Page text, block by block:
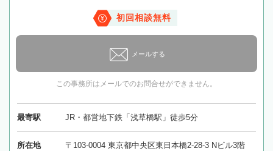
初回相談無料
メールする
この事務所はメールでのお問合せができません。
最寄駅 JR・都営地下鉄「浅草橋駅」徒歩5分
所在地 〒103-0004 東京都中央区東日本橋2-28-3 Nビル3階